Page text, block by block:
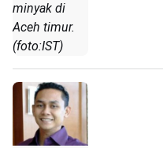
minyak di
Aceh timur.
(foto:IST)